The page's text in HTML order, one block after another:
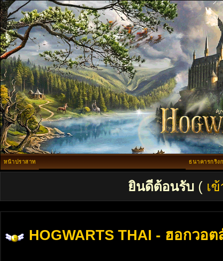
หน้าปราสาท ธนาคารกริง
ยินดีต้อนรับ( เ
HOGWARTS THAI - ฮอกวอต